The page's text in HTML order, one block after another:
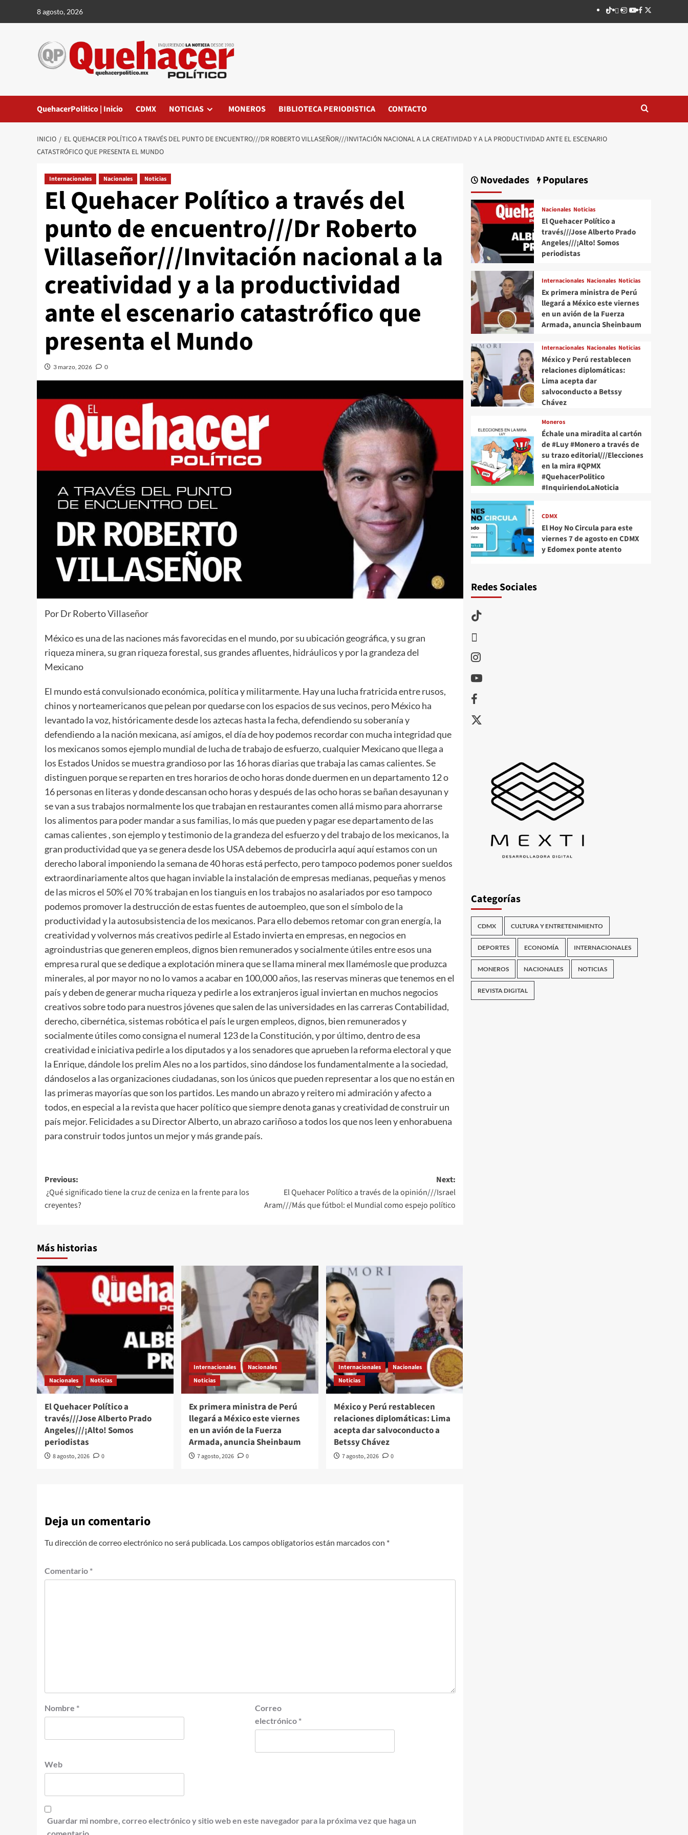
8 agosto, 2026 TikTok
threads
Instagram
Youtube
Facebook
X
QuehacerPolitico | Inicio CDMX NOTICIAS MONEROS BIBLIOTECA PERIODISTICA CONTACTO
INICIO
EL QUEHACER POLÍTICO A TRAVÉS DEL PUNTO DE ENCUENTRO///DR ROBERTO VILLASEÑOR///INVITACIÓN NACIONAL A LA CREATIVIDAD Y A LA PRODUCTIVIDAD ANTE EL ESCENARIO
CATASTRÓFICO QUE PRESENTA EL MUNDO
Internacionales Nacionales Noticias
El Quehacer Político a través del
punto de encuentro///Dr Roberto
Villaseñor///Invitación nacional a la
creatividad y a la productividad
ante el escenario catastrófico que
presenta el Mundo
3 marzo, 2026 0
Por Dr Roberto Villaseñor
México es una de las naciones más favorecidas en el mundo, por su ubicación geográfica, y su gran
riqueza minera, su gran riqueza forestal, sus grandes afluentes, hidráulicos y por la grandeza del
Mexicano
El mundo está convulsionado económica, política y militarmente. Hay una lucha fratricida entre rusos,
chinos y norteamericanos que pelean por quedarse con los espacios de sus vecinos, pero México ha
levantado la voz, históricamente desde los aztecas hasta la fecha, defendiendo su soberanía y
defendiendo a la nación mexicana, así amigos, el día de hoy podemos recordar con mucha integridad que
los mexicanos somos ejemplo mundial de lucha de trabajo de esfuerzo, cualquier Mexicano que llega a
los Estados Unidos se muestra grandioso por las 16 horas diarias que trabaja las camas calientes. Se
distinguen porque se reparten en tres horarios de ocho horas donde duermen en un departamento 12 o
16 personas en literas y donde descansan ocho horas y después de las ocho horas se bañan desayunan y
se van a sus trabajos normalmente los que trabajan en restaurantes comen allá mismo para ahorrarse
los alimentos para poder mandar a sus familias, lo más que pueden y pagar ese departamento de las
camas calientes , son ejemplo y testimonio de la grandeza del esfuerzo y del trabajo de los mexicanos, la
gran productividad que ya se genera desde los USA debemos de producirla aquí aquí estamos con un
derecho laboral imponiendo la semana de 40 horas está perfecto, pero tampoco podemos poner sueldos
extraordinariamente altos que hagan inviable la instalación de empresas medianas, pequeñas y menos
de las micros el 50% el 70 % trabajan en los tianguis en los trabajos no asalariados por eso tampoco
podemos promover la destrucción de estas fuentes de autoempleo, que son el símbolo de la
productividad y la autosubsistencia de los mexicanos. Para ello debemos retomar con gran energía, la
creatividad y volvernos más creativos pedirle al Estado invierta en empresas, en negocios en
agroindustrias que generen empleos, dignos bien remunerados y socialmente útiles entre esos una
empresa rural que se dedique a explotación minera que se llama mineral mex llamémosle que produzca
minerales, al por mayor no no lo vamos a acabar en 100,000 años, las reservas mineras que tenemos en el
país y deben de generar mucha riqueza y pedirle a los extranjeros igual inviertan en muchos negocios
creativos sobre todo para nuestros jóvenes que salen de las universidades en las carreras Contabilidad,
derecho, cibernética, sistemas robótica el país le urgen empleos, dignos, bien remunerados y
socialmente útiles como consigna el numeral 123 de la Constitución, y por último, dentro de esa
creatividad e iniciativa pedirle a los diputados y a los senadores que aprueben la reforma electoral y que
la Enrique, dándole los prelim Ales no a los partidos, sino dándose los fundamentalmente a la sociedad,
dándoselos a las organizaciones ciudadanas, son los únicos que pueden representar a los que no están en
las primeras mayorías que son los partidos. Les mando un abrazo y reitero mi admiración y afecto a
todos, en especial a la revista que hacer político que siempre denota ganas y creatividad de construir un
país mejor. Felicidades a su Director Alberto, un abrazo cariñoso a todos los que nos leen y enhorabuena
para construir todos juntos un mejor y más grande país.
Post
navigation
Previous:
¿Qué significado tiene la cruz de ceniza en la frente para los
creyentes?
Next:
El Quehacer Político a través de la opinión///Israel
Aram///Más que fútbol: el Mundial como espejo político
Más historias
Nacionales Noticias
El Quehacer Político a
través///Jose Alberto Prado
Angeles///¡Alto! Somos
periodistas
8 agosto, 2026 0
Internacionales
Nacionales
Noticias
Ex primera ministra de Perú
llegará a México este viernes
en un avión de la Fuerza
Armada, anuncia Sheinbaum
7 agosto, 2026 0
Internacionales
Nacionales
Noticias
México y Perú restablecen
relaciones diplomáticas: Lima
acepta dar salvoconducto a
Betssy Chávez
7 agosto, 2026 0
Deja un comentario
Tu dirección de correo electrónico no será publicada. Los campos obligatorios están marcados con *
Comentario *
Nombre *
Correo
electrónico *
Web
Guardar mi nombre, correo electrónico y sitio web en este navegador para la próxima vez que haga un
Novedades Populares
Nacionales Noticias
El Quehacer Político a
través///Jose Alberto Prado
Angeles///¡Alto! Somos
periodistas
Internacionales Nacionales Noticias
Ex primera ministra de Perú
llegará a México este viernes
en un avión de la Fuerza
Armada, anuncia Sheinbaum
Internacionales Nacionales Noticias
México y Perú restablecen
relaciones diplomáticas:
Lima acepta dar
salvoconducto a Betssy
Chávez
Moneros
Échale una miradita al cartón
de #Luy #Monero a través de
su trazo editorial///Elecciones
en la mira #QPMX
#QuehacerPolitico
#InquiriendoLaNoticia
CDMX
El Hoy No Circula para este
viernes 7 de agosto en CDMX
y Edomex ponte atento
Redes Sociales
TikTok
Instagram
Youtube
Facebook
X
Categorías
CDMX CULTURA Y ENTRETENIMIENTO
DEPORTES ECONOMÍA INTERNACIONALES
MONEROS NACIONALES NOTICIAS
REVISTA DIGITAL